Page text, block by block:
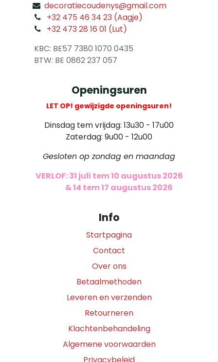
decoratiecoudenys@gmail.com
+32 475 46 34 23 (Aagje)
+32 473 28 16 01 (Lut)
KBC: BE57 7380 1070 0435
​ BTW: BE 0862 237 057
Openingsuren
LET OP! gewijzigde openingsuren!
Dinsdag tem vrijdag: 13u30 - 17u00
Zaterdag: 9u00 - 12u00
Gesloten op zondag en maandag
VERLOF: 31 juli tem 10 augustus 2026
& 14 tem 17 augustus 2026
Info
Startpagina
Contact
Over ons
Betaalmethoden
Leveren en verzenden
Retourneren
Klachtenbehandeling
Algemene voorwaarden